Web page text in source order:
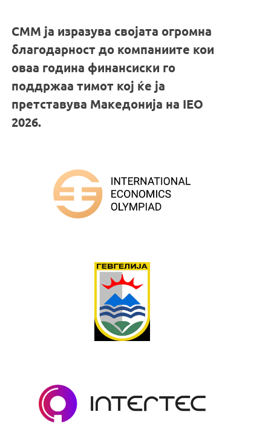
СММ ја изразува својата огромна
благодарност до компаниите кои
оваа година финансиски го
поддржаа тимот кој ќе ја
претставува Македонија на IEO
2026.